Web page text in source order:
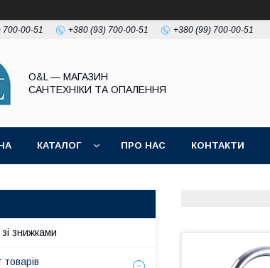
700-00-51 +380 (93) 700-00-51 +380 (99) 700-00-51
O&L — МАГАЗИН
САНТЕХНІКИ ТА ОПАЛЕННЯ
КАТАЛОГ ПРО НАС КОНТАКТИ
знижками
товарів